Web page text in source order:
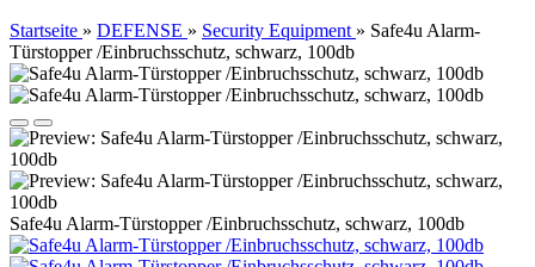
Startseite » DEFENSE » Security Equipment » Safe4u Alarm-
Türstopper /Einbruchsschutz, schwarz, 100db
Safe4u Alarm-Türstopper /Einbruchsschutz, schwarz, 100db